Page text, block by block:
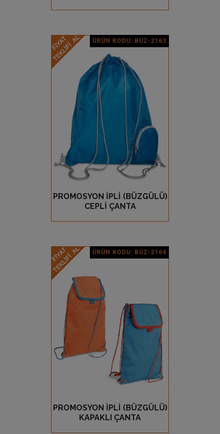
ÜRÜN KODU: BÜZ-2163
GÖZ AT
Ürün Detay
PROMOSYON İPLİ (BÜZGÜLÜ)
CEPLİ ÇANTA
ÜRÜN KODU: BÜZ-2164
GÖZ AT
Ürün Detay
PROMOSYON İPLİ (BÜZGÜLÜ)
KAPAKLI ÇANTA